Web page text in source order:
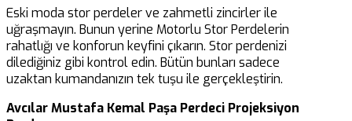
Eski moda stor perdeler ve zahmetli zincirler ile
uğraşmayın. Bunun yerine Motorlu Stor Perdelerin
rahatlığı ve konforun keyfini çıkarın. Stor perdenizi
dilediğiniz gibi kontrol edin. Bütün bunları sadece
uzaktan kumandanızın tek tuşu ile gerçekleştirin.
Avcılar Mustafa Kemal Paşa Perdeci Projeksiyon